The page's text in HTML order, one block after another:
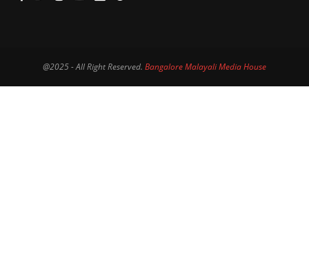
@2025 - All Right Reserved. Bangalore Malayali Media House